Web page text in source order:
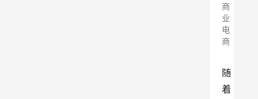
商
业
电
商
随
着